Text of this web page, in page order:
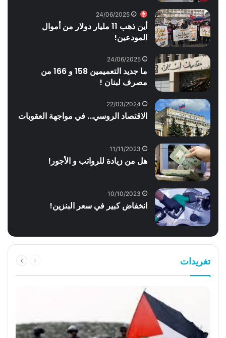
24/06/2025
أين ذهب 11 مليار دولار من أموال
المودعين!
24/06/2025
ما جديد التعميمين 158 و 166 من
مصرف لبنان !
22/03/2024
الاقتصاد الروسي… في مواجهة العقوبات
11/11/2023
هل من زيادة للرواتب و الأجور!
10/10/2023
انخفاض كبير في سعر البنزين!
تغريدات
الصفحة